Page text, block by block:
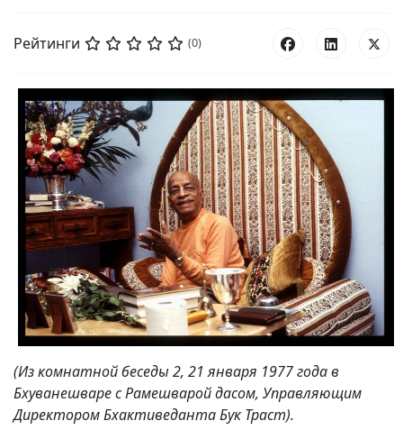
Рейтинги (0)
(Из комнатной беседы 2, 21 января 1977 года в
Бхуванешваре с Рамешварой дасом, Управляющим
Директором Бхактиведанта Бук Траст).